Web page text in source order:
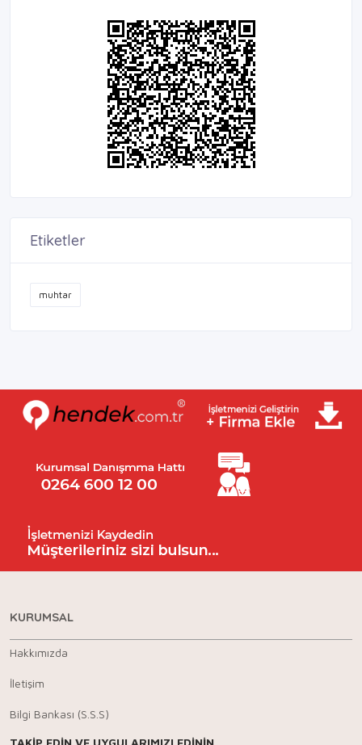
Etiketler
muhtar
KURUMSAL
Hakkımızda
İletişim
Bilgi Bankası (S.S.S)
TAKİP EDİN VE UYGULARIMIZI EDİNİN